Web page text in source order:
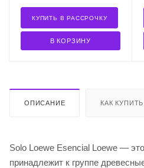
В КОРЗИНУ
КУПИТЬ В РАССРОЧКУ
ОПИСАНИЕ КАК КУПИТЬ
Solo Loewe Esencial Loewe —
принадлежит к группе